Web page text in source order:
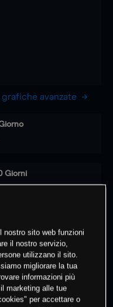
avanzate
Giorni
su
nostro sito web funzioni
il nostro servizio,
utilizzano il sito.
migliorare la tua
informazioni più
marketing alle tue
per accettare o